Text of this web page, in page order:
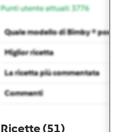
Punti utente attuali: 3776
Quale modello di Bimby ®
Miglior ricetta
La ricetta più commentata
Commenti
Ricette (51)